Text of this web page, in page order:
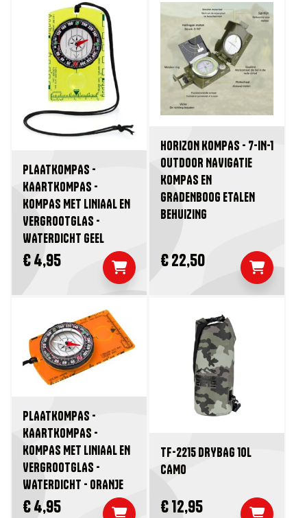
PLAATKOMPAS -
KAARTKOMPAS -
KOMPAS MET LINIAAL EN
VERGROOTGLAS -
WATERDICHT GEEL
€ 4,95
HORIZON KOMPAS - 7-IN-1
OUTDOOR NAVIGATIE
KOMPAS EN
GRADENBOOG ETALEN
BEHUIZING
€ 22,50
PLAATKOMPAS -
KAARTKOMPAS -
KOMPAS MET LINIAAL EN
VERGROOTGLAS -
WATERDICHT - ORANJE
€ 4,95
TF-2215 DRYBAG 10L
CAMO
€ 12,95